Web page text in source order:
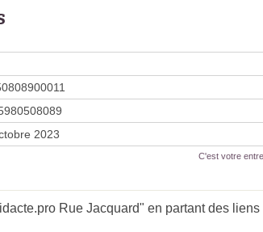
2023
C'est votre
Rue Jacquard" en partant des liens